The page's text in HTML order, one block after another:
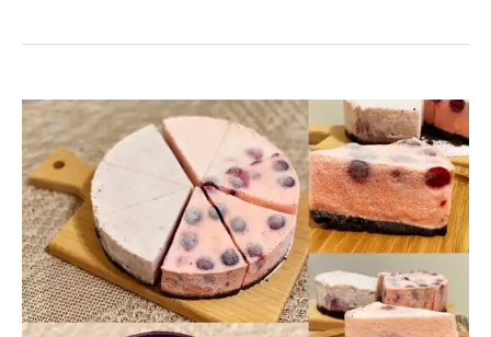
中
誕
蛋
糕
推
薦．
台
點
作
室
(原
Cream
Tea)．
甜